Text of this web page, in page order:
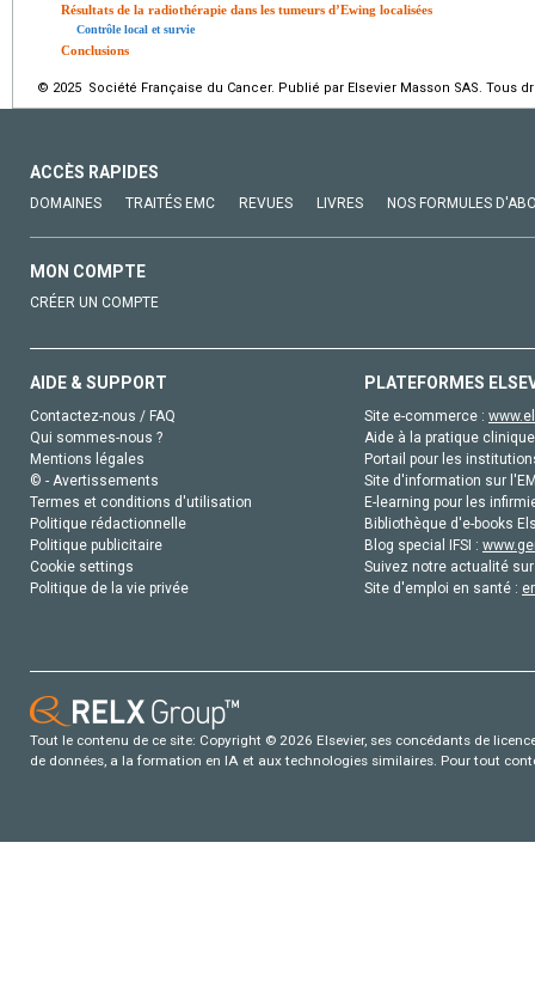
Résultats de la radiothérapie dans les tumeurs d’Ewing localisées
Contrôle local et survie
Conclusions
© 2025 Société Française du Cancer. Publié par Elsevier Masson SAS. Tous
ACCÈS RAPIDES
DOMAINES TRAITÉS EMC REVUES LIVRES NOS FORMULES
MON COMPTE
CRÉER UN COMPTE
AIDE & SUPPORT
Contactez-nous / FAQ
Qui sommes-nous ?
Mentions légales
© - Avertissements
Termes et conditions d'utilisation
Politique rédactionnelle
Politique publicitaire
Cookie settings
Politique de la vie privée
PLATEFORMES
Site e-commerce :
Aide à la pratique
Portail pour les
Site d'information sur
E-learning pour les
Bibliothèque d'e-books
Blog special IFSI :
Suivez notre actualité
Site d'emploi en santé :
Tout le contenu de ce site: Copyright © 2026 Elsevier, ses concédants de
de données, a la formation en IA et aux technologies similaires. Pour tout